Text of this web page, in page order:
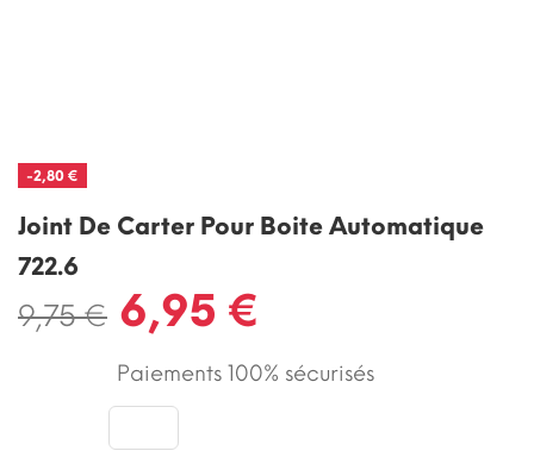
-2,80 €
Joint De Carter Pour Boite Automatique
722.6
9,75 € 6,95 €
Paiements 100% sécurisés